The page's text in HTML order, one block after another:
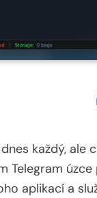
každý, ale
Telegram
aplikací a